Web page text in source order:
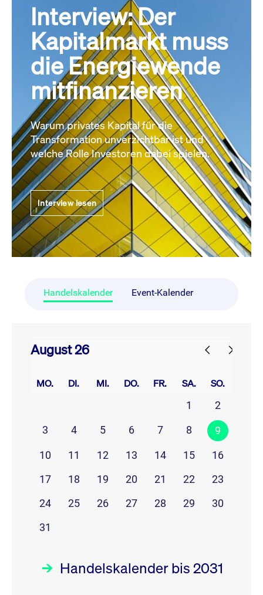
Interview: Der
Kapitalmarkt muss
die Energiewende
mitfinanzieren
Warum privates Kapital für die
Transformation unverzichtbar ist und
welche Rolle Investoren dabei spielen.
Interview lesen
Handelskalender Event-Kalender
August 26
MO. DI. MI. DO. FR. SA. SO.
1
2
3
4 5 6 7 8 9
10 11 12 13 14 15
16
17
18 19 20 21 22
23
24
25 26 27 28 29
30
31
Handelskalender bis 2031